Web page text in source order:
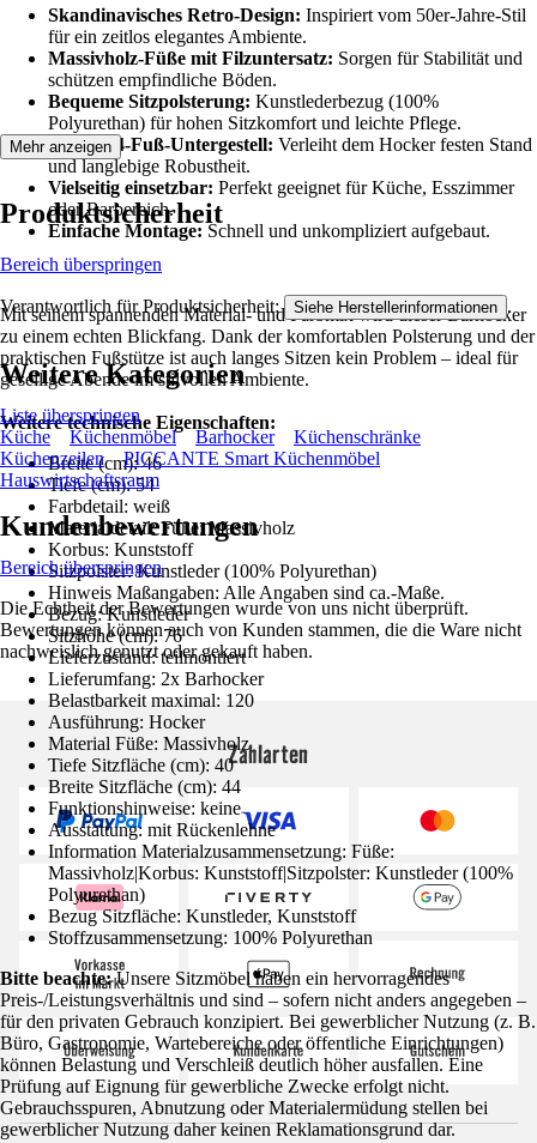
Skandinavisches Retro-Design: Inspiriert vom 50er-Jahre-Stil
für ein zeitlos elegantes Ambiente.
Massivholz-Füße mit Filzuntersatz: Sorgen für Stabilität und
schützen empfindliche Böden.
Bequeme Sitzpolsterung: Kunstlederbezug (100%
Polyurethan) für hohen Sitzkomfort und leichte Pflege.
Stabiles 4-Fuß-Untergestell: Verleiht dem Hocker festen Stand
und langlebige Robustheit.
Vielseitig einsetzbar: Perfekt geeignet für Küche, Esszimmer
oder Barbereich.
Einfache Montage: Schnell und unkompliziert aufgebaut.
Mit seinem spannenden Material- und Farbmix wird dieser Barhocker
zu einem echten Blickfang. Dank der komfortablen Polsterung und der
praktischen Fußstütze ist auch langes Sitzen kein Problem – ideal für
gesellige Abende im stilvollen Ambiente.
Weitere technische Eigenschaften:
Breite (cm): 46
Tiefe (cm): 54
Farbdetail: weiß
Materialdetail: Füße: Massivholz
Korbus: Kunststoff
Sitzpolster: Kunstleder (100% Polyurethan)
Hinweis Maßangaben: Alle Angaben sind ca.-Maße.
Bezug: Kunstleder
Sitzhöhe (cm): 76
Lieferzustand: teilmontiert
Lieferumfang: 2x Barhocker
Belastbarkeit maximal: 120
Ausführung: Hocker
Material Füße: Massivholz
Tiefe Sitzfläche (cm): 40
Breite Sitzfläche (cm): 44
Funktionshinweise: keine
Ausstattung: mit Rückenlehne
Information Materialzusammensetzung: Füße:
Massivholz|Korbus: Kunststoff|Sitzpolster: Kunstleder (100%
Polyurethan)
Bezug Sitzfläche: Kunstleder, Kunststoff
Stoffzusammensetzung: 100% Polyurethan
Bitte beachte:Unsere Sitzmöbel haben ein hervorragendes
Preis-/Leistungsverhältnis und sind – sofern nicht anders angegeben –
für den privaten Gebrauch konzipiert. Bei gewerblicher Nutzung (z. B.
Büro, Gastronomie, Wartebereiche oder öffentliche Einrichtungen)
können Belastung und Verschleiß deutlich höher ausfallen. Eine
Prüfung auf Eignung für gewerbliche Zwecke erfolgt nicht.
Gebrauchsspuren, Abnutzung oder Materialermüdung stellen bei
gewerblicher Nutzung daher keinen Reklamationsgrund dar.
Mehr anzeigen
Produktsicherheit
Bereich überspringen
Verantwortlich für Produktsicherheit: Siehe Herstellerinformationen .
Weitere Kategorien
Liste überspringen
Küche
Küchenmöbel Barhocker
Küchenschränke
Küchenzeilen
PICCANTE Smart Küchenmöbel
Hauswirtschaftsraum
Kundenbewertungen
Bereich überspringen
Die Echtheit der Bewertungen wurde von uns nicht überprüft.
Bewertungen können auch von Kunden stammen, die die Ware nicht
nachweislich genutzt oder gekauft haben.
Zahlarten